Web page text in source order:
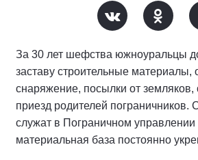
За 30 лет шефства южноуральцы
заставу строительные материалы,
снаряжение, посылки от земляков,
приезд родителей пограничников.
служат в Пограничном управлении
материальная база постоянно